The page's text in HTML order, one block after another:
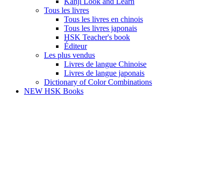
Tous les livres
Tous les livres en chinois
Tous les livres japonais
HSK Teacher's book
Éditeur
Les plus vendus
Livres de langue Chinoise
Livres de langue japonais
Dictionary of Color Combinations
NEW HSK Books